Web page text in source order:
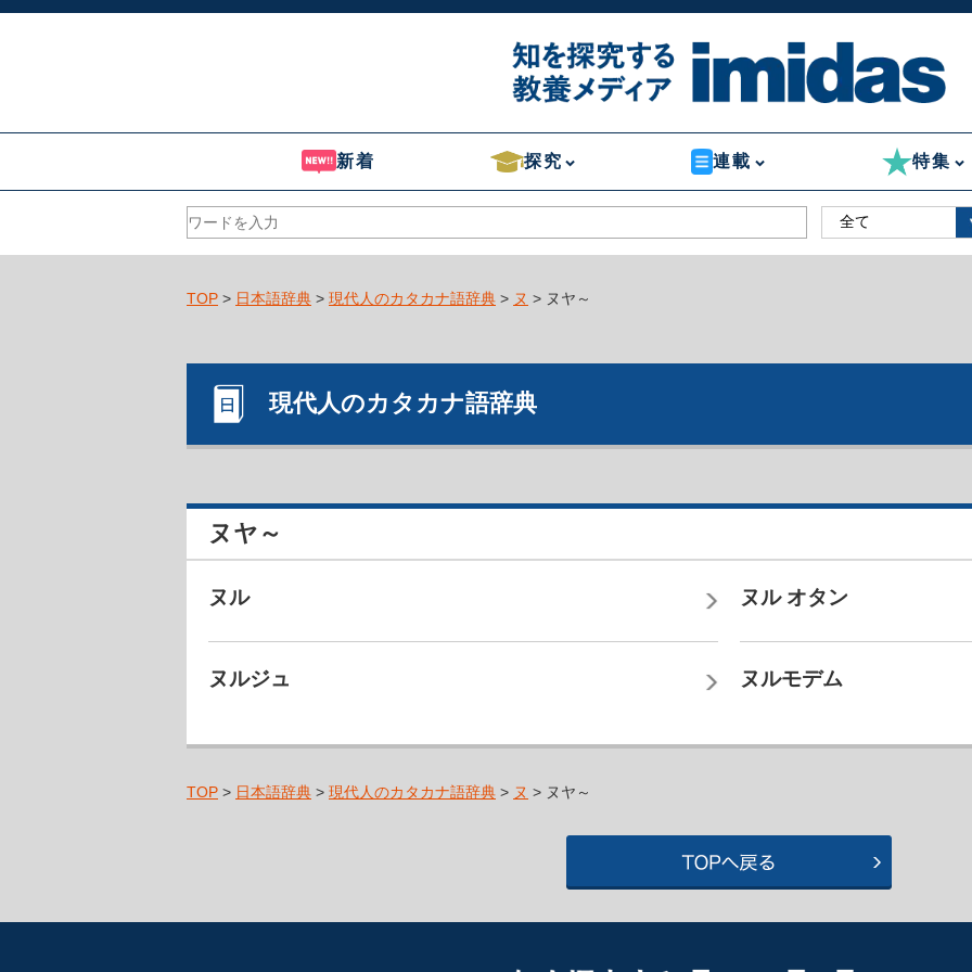
新着 探究 連載 特集
TOP > 日本語辞典 > 現代人のカタカナ語辞典 > ヌ > ヌヤ～
現代人のカタカナ語辞典
ヌヤ～
ヌル ヌル オタン
ヌルジュ ヌルモデム
TOP > 日本語辞典 > 現代人のカタカナ語辞典 > ヌ > ヌヤ～